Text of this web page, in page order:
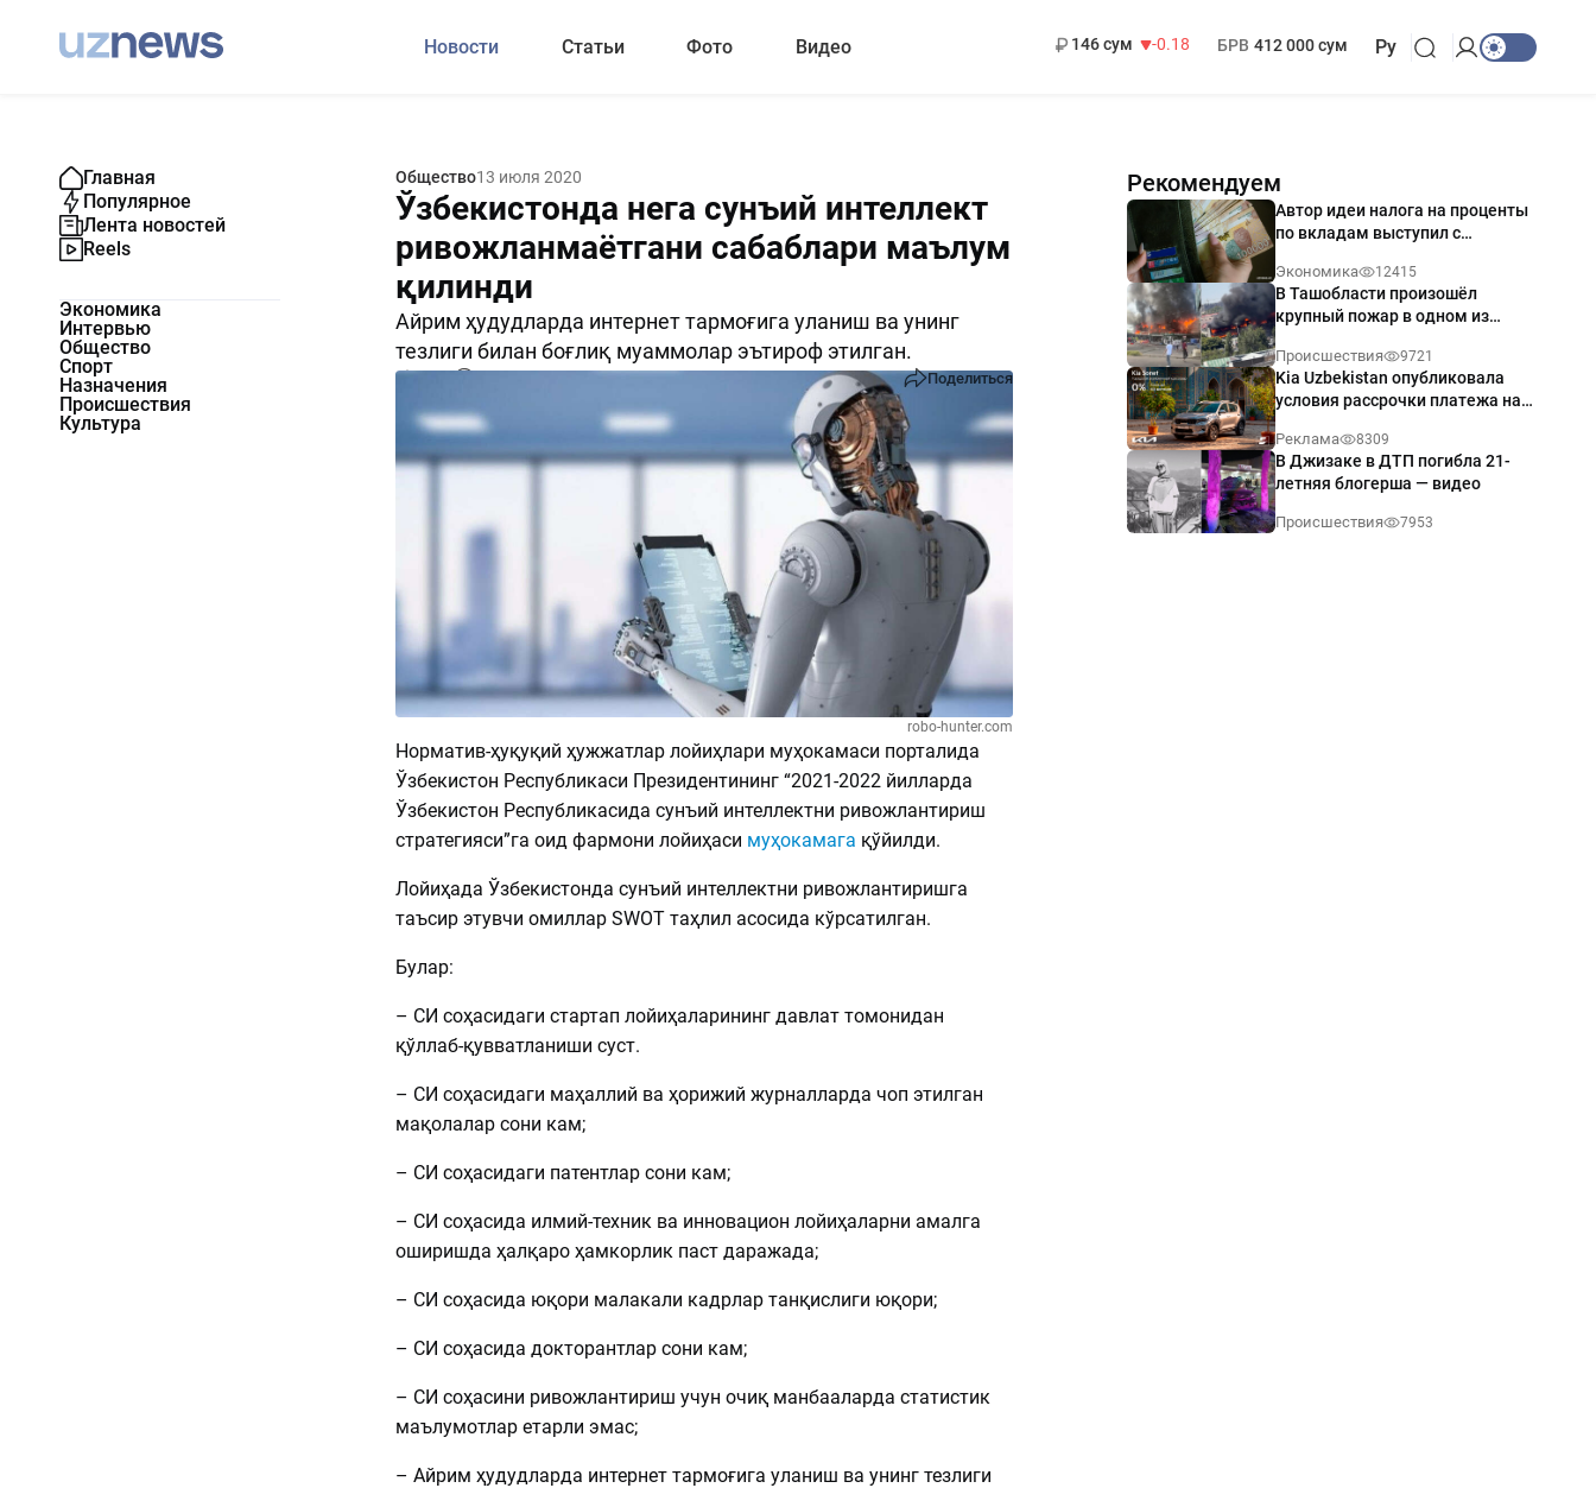
Новости Статьи Фото Видео
146 сум
-0.18
БРВ 412 000 сум Ру
Главная
Популярное
Лента новостей
Reels
Экономика
Интервью
Общество
Спорт
Назначения
Происшествия
Культура
Общество13 июля 2020
Ўзбекистонда нега сунъий интеллект
ривожланмаётгани сабаблари маълум
қилинди
Айрим ҳудудларда интернет тармоғига уланиш ва унинг
тезлиги билан боғлиқ муаммолар эътироф этилган.
Поделиться
robo-hunter.com
Норматив-ҳуқуқий ҳужжатлар лойиҳлари муҳокамаси порталида
Ўзбекистон Республикаси Президентининг “2021-2022 йилларда
Ўзбекистон Республикасида сунъий интеллектни ривожлантириш
стратегияси”га оид фармони лойиҳаси муҳокамага қўйилди.
Лойиҳада Ўзбекистонда сунъий интеллектни ривожлантиришга
таъсир этувчи омиллар SWOT таҳлил асосида кўрсатилган.
Булар:
– СИ соҳасидаги стартап лойиҳаларининг давлат томонидан
қўллаб-қувватланиши суст.
– СИ соҳасидаги маҳаллий ва ҳорижий журналларда чоп этилган
мақолалар сони кам;
– СИ соҳасидаги патентлар сони кам;
– СИ соҳасида илмий-техник ва инновацион лойиҳаларни амалга
оширишда ҳалқаро ҳамкорлик паст даражада;
– СИ соҳасида юқори малакали кадрлар танқислиги юқори;
– СИ соҳасида докторантлар сони кам;
– СИ соҳасини ривожлантириш учун очиқ манбааларда статистик
маълумотлар етарли эмас;
– Айрим ҳудудларда интернет тармоғига уланиш ва унинг тезлиги
Рекомендуем
Автор идеи налога на проценты
по вкладам выступил с
Экономика 12415
В Ташобласти произошёл
крупный пожар в одном из
Происшествия 9721
Kia Uzbekistan опубликовала
условия рассрочки платежа на
годовых
Реклама 8309
В Джизаке в ДТП погибла 21-
летняя блогерша — видео
Происшествия 7953